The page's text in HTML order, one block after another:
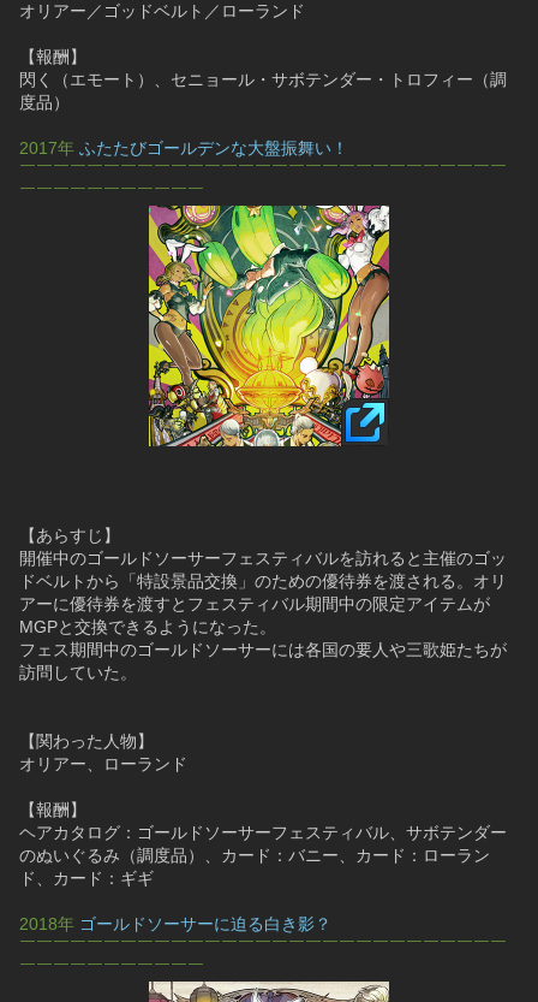
オリアー／ゴッドベルト／ローランド
【報酬】
閃く（エモート）、セニョール・サボテンダー・トロフィー（調
度品）
2017年 ふたたびゴールデンな大盤振舞い！
￣￣￣￣￣￣￣￣￣￣￣￣￣￣￣￣￣￣￣￣￣￣￣￣￣￣￣￣￣
￣￣￣￣￣￣￣￣￣￣￣
【あらすじ】
開催中のゴールドソーサーフェスティバルを訪れると主催のゴッ
ドベルトから「特設景品交換」のための優待券を渡される。オリ
アーに優待券を渡すとフェスティバル期間中の限定アイテムが
MGPと交換できるようになった。
フェス期間中のゴールドソーサーには各国の要人や三歌姫たちが
訪問していた。
【関わった人物】
オリアー、ローランド
【報酬】
ヘアカタログ：ゴールドソーサーフェスティバル、サボテンダー
のぬいぐるみ（調度品）、カード：バニー、カード：ローラン
ド、カード：ギギ
2018年 ゴールドソーサーに迫る白き影？
￣￣￣￣￣￣￣￣￣￣￣￣￣￣￣￣￣￣￣￣￣￣￣￣￣￣￣￣￣
￣￣￣￣￣￣￣￣￣￣￣